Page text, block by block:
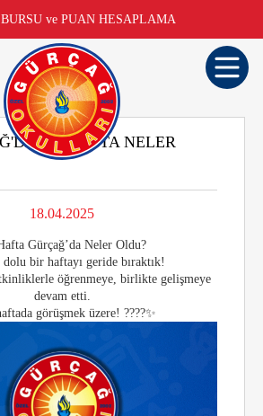
ve PUAN HESAPLAMA
BU HAFTA NELER
18.04.2025
Gürçağ’da Neler Oldu?
bir haftayı geride bıraktık!
öğrenmeye, birlikte gelişmeye
devam etti.
görüşmek üzere! ????✨